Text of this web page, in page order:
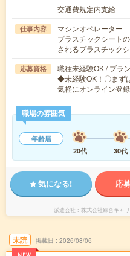
交通費規定内支給
仕事内容
マシンオペレーター
プラスチックシート
されるプラスチック
応募資格
職種未経験OK / ブラ
◆未経験OK！〇まず
気軽にオンライン登
職場の雰囲気
年齢層
20代
30代
気になる! 応
派遣会社 株式会社綜合キャ
未読 掲載日 2026/08/06